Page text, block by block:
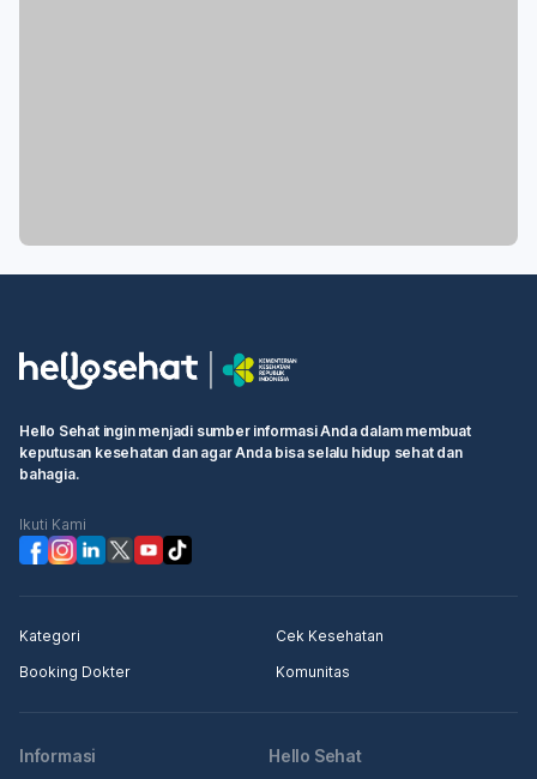
Hello Sehat ingin menjadi sumber informasi Anda dalam membuat
keputusan kesehatan dan agar Anda bisa selalu hidup sehat dan
bahagia.
Ikuti Kami
Kategori
Cek Kesehatan
Booking Dokter
Komunitas
Informasi Hello Sehat